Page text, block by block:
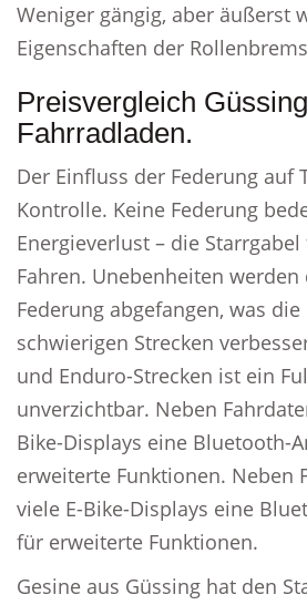
Weniger gängig, aber äußerst
Eigenschaften der
Preisvergleich
Fahrradladen.
Der Einfluss der Federung auf
Kontrolle. Keine Federung
Energieverlust – die
Fahren. Unebenheiten
Federung abgefangen, was
schwierigen Strecken
und Enduro-Strecken ist ein
unverzichtbar. Neben
Bike-Displays eine Bluetooth-
erweiterte Funktionen. Neben
viele E-Bike-Displays eine
für erweiterte Funktionen.
Gesine aus Güssing hat den